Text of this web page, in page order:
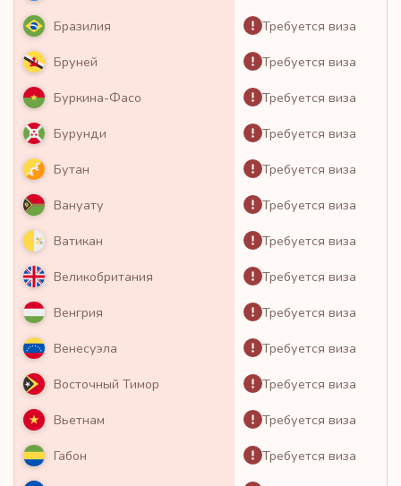
Бразилия Требуется виза
Бруней Требуется виза
Буркина-Фасо Требуется виза
Бурунди Требуется виза
Бутан Требуется виза
Вануату Требуется виза
Ватикан Требуется виза
Великобритания Требуется виза
Венгрия Требуется виза
Венесуэла Требуется виза
Восточный Тимор Требуется виза
Вьетнам Требуется виза
Габон Требуется виза